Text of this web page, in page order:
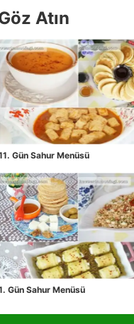
Atın
Gün Sahur Menüsü
Gün Sahur Menüsü